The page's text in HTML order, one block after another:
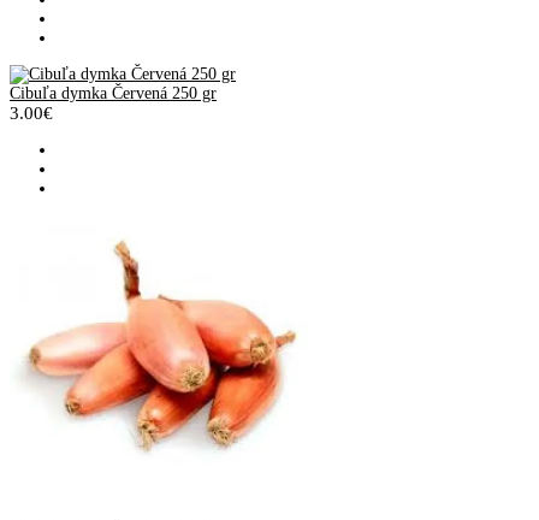
Cibuľa dymka Červená 250 gr
3.00€